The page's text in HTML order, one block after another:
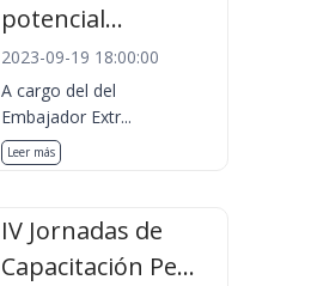
potencial...
2023-09-19 18:00:00
A cargo del del
Embajador Extr...
Leer más
IV Jornadas de
Capacitación Pe...